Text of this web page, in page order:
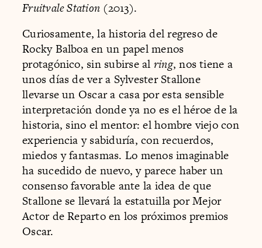
Fruitvale Station (2013).
Curiosamente, la historia del regreso de
Rocky Balboa en un papel menos
protagónico, sin subirse al ring, nos tiene a
unos días de ver a Sylvester Stallone
llevarse un Oscar a casa por esta sensible
interpretación donde ya no es el héroe de la
historia, sino el mentor: el hombre viejo con
experiencia y sabiduría, con recuerdos,
miedos y fantasmas. Lo menos imaginable
ha sucedido de nuevo, y parece haber un
consenso favorable ante la idea de que
Stallone se llevará la estatuilla por Mejor
Actor de Reparto en los próximos premios
Oscar.